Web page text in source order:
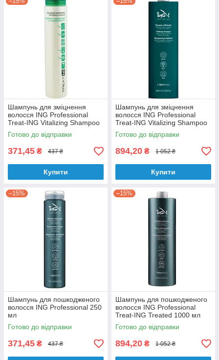
Шампунь для зміцнення
волосся ING Professional
Treat-ING Vitalizing Shampoo
250 мл
Готово до відправки
371,45 ₴ 437 ₴
Купити
Шампунь для зміцнення
волосся ING Professional
Treat-ING Vitalizing Shampoo
1000 мл
Готово до відправки
894,20 ₴ 1 052 ₴
Купити
–15%
Шампунь для пошкодженого
волосся ING Professional 250
мл
Готово до відправки
371,45 ₴ 437 ₴
–15%
Шампунь для пошкодженого
волосся ING Professional
Treat-ING Treated 1000 мл
Готово до відправки
894,20 ₴ 1 052 ₴